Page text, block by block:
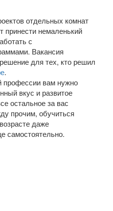
отдельных комнат
принести немаленький
с
Вакансия
для тех, кто решил
.
профессии вам нужно
вкус и развитое
остальное за вас
прочим, обучиться
даже
самостоятельно.